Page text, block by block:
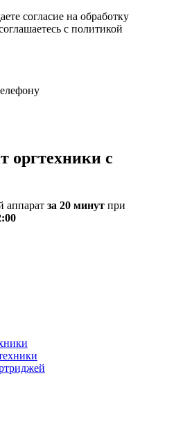
согласие на обработку
c политикой
оргтехники с
аппарат за 20 минут при